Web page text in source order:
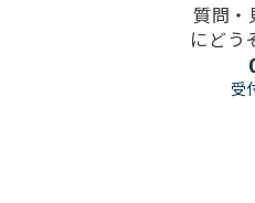
質問・
にどう
受